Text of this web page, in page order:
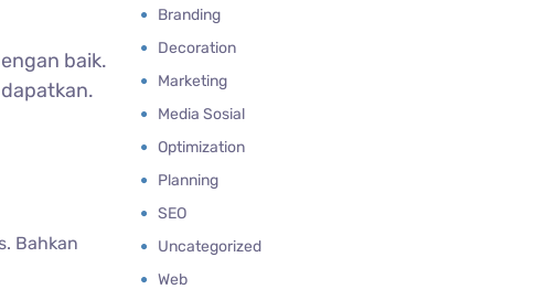
baik.
Bahkan
Branding
Decoration
Marketing
Media Sosial
Optimization
Planning
SEO
Uncategorized
Web